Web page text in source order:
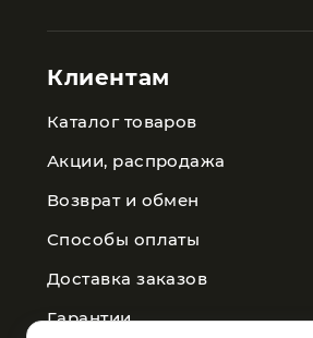
Клиентам
Каталог товаров
Акции, распродажа
Возврат и обмен
Способы оплаты
Доставка заказов
Гарантии